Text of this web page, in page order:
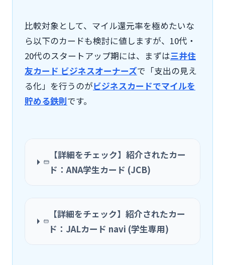
比較対象として、マイル還元率を極めたいな
ら以下のカードも検討に値しますが、10代・
20代のスタートアップ期には、まずは三井住
友カード ビジネスオーナーズで「支出の見え
る化」を行うのがビジネスカードでマイルを
貯める鉄則です。
【詳細をチェック】紹介されたカー
ド：ANA学生カード (JCB)
【詳細をチェック】紹介されたカー
ド： JALカード navi (学生専用)